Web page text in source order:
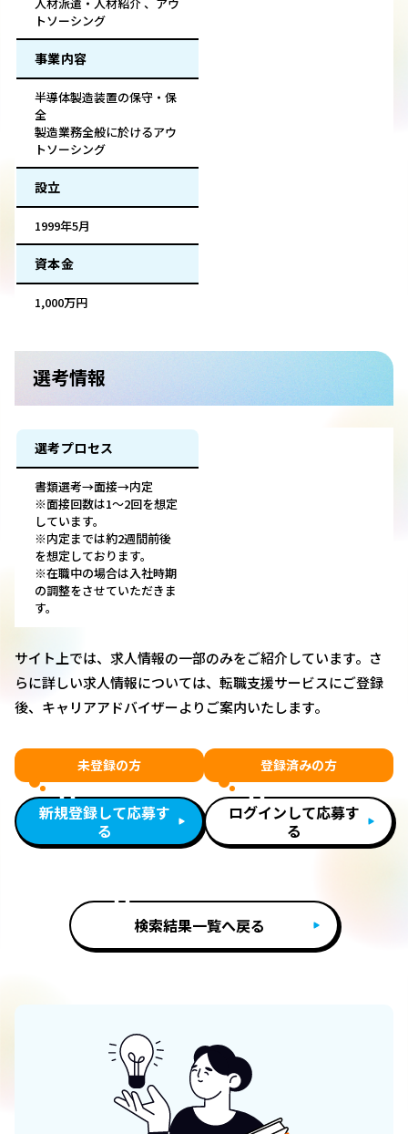
人材派遣・人材紹介 、アウ
トソーシング
事業内容
半導体製造装置の保守・保
全
製造業務全般に於けるアウ
トソーシング
設立
1999年5月
資本金
1,000万円
選考情報
選考プロセス
書類選考→面接→内定
※面接回数は1～2回を想定
しています。
※内定までは約2週間前後
を想定しております。
※在職中の場合は入社時期
の調整をさせていただきま
す。
サイト上では、求人情報の一部のみをご紹介しています。さ
らに詳しい求人情報については、転職支援サービスにご登録
後、キャリアアドバイザーよりご案内いたします。
未登録の方
新規登録して応募す
る
登録済みの方
ログインして応募す
る
検索結果一覧へ戻る